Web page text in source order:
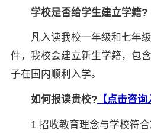
学校是否给学生建立学籍?
凡入读我校一年级和七年级
件，我校会建立新生学籍，包
子在国内顺利入学。
如何报读贵校?【点击咨询
1 招收教育理念与学校符合